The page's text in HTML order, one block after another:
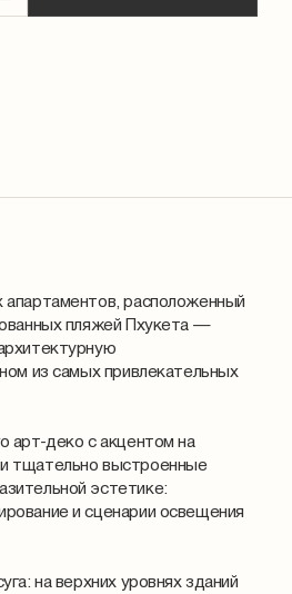
апартаментов, расположенный
пляжей Пхукета —
из самых привлекательных
арт-деко с акцентом на
тщательно выстроенные
эстетике:
и сценарии освещения
на верхних уровнях зданий